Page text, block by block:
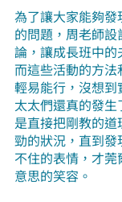
為了讓大家能夠
的問題，周老師
論，讓成長班中的
而這些活動的方
輕易能行，沒想
太太們還真的發
是直接把剛教的
勁的狀況，直到
不住的表情，才
意思的笑容。